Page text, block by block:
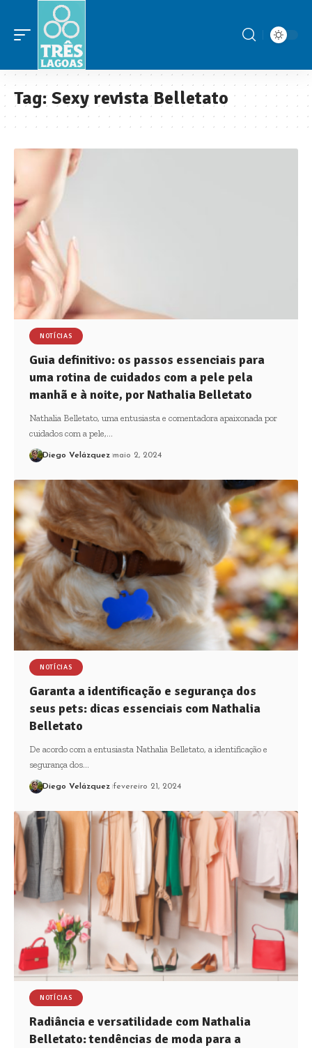
Tag:Sexy revista Belletato
NOTÍCIAS
Guia definitivo: os passos essenciais para
uma rotina de cuidados com a pele pela
manhã e à noite, por Nathalia Belletato
Nathalia Belletato, uma entusiasta e comentadora apaixonada por
cuidados com a pele,…
Diego Velázquez maio 2, 2024
NOTÍCIAS
Garanta a identificação e segurança dos
seus pets: dicas essenciais com Nathalia
Belletato
De acordo com a entusiasta Nathalia Belletato, a identificação e
segurança dos…
Diego Velázquez fevereiro 21, 2024
NOTÍCIAS
Radiância e versatilidade com Nathalia
Belletato: tendências de moda para a